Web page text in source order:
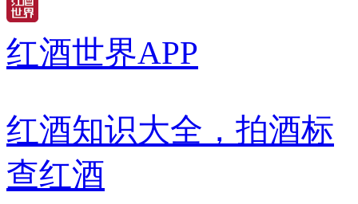
红酒世界APP
红酒知识大全，拍酒标
查红酒